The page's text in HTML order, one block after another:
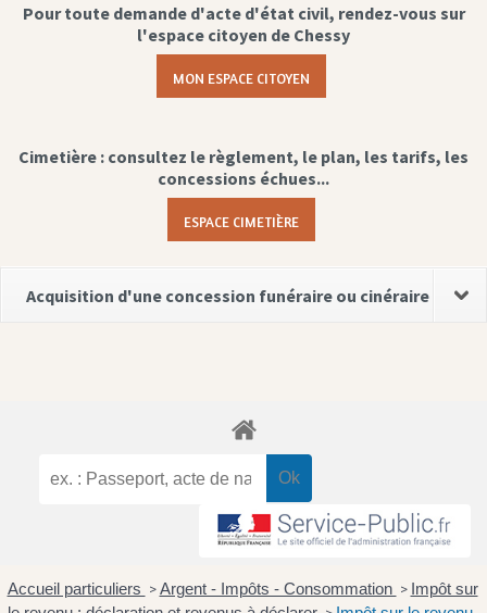
Pour toute demande d'acte d'état civil, rendez-vous sur
l'espace citoyen de Chessy
MON ESPACE CITOYEN
Cimetière : consultez le règlement, le plan, les tarifs, les
concessions échues...
ESPACE CIMETIÈRE
Acquisition d'une concession funéraire ou cinéraire
Accueil particuliers > Argent - Impôts - Consommation > Impôt sur